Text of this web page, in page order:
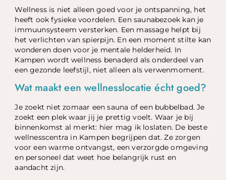
Wellness is niet alleen goed voor je ontspanning, het
heeft ook fysieke voordelen. Een saunabezoek kan je
immuunsysteem versterken. Een massage helpt bij
het verlichten van spierpijn. En een moment stilte kan
wonderen doen voor je mentale helderheid. In
Kampen wordt wellness benaderd als onderdeel van
een gezonde leefstijl, niet alleen als verwenmoment.
Wat maakt een wellnesslocatie écht goed?
Je zoekt niet zomaar een sauna of een bubbelbad. Je
zoekt een plek waar jij je prettig voelt. Waar je bij
binnenkomst al merkt: hier mag ik loslaten. De beste
wellnesscentra in Kampen begrijpen dat. Ze zorgen
voor een warme ontvangst, een verzorgde omgeving
en personeel dat weet hoe belangrijk rust en
aandacht zijn.